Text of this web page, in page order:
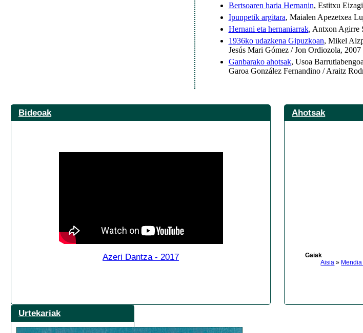
Bertsoaren haria Hernanin, Estitxu
Ipunpetik argitara, Maialen Apezetxea
Hernani eta hernaniarrak, Antxon Agirre
1936ko udazkena Gipuzkoan, Mikel
Jesús Mari Gómez / Jon Ordiozola, 2007
Ganbarako ahotsak, Usoa
Garoa González Fernandino / Araitz
Bideoak
Azeri Dantza - 2017
Ahotsak
Gaiak
Aisia »
Urtekariak